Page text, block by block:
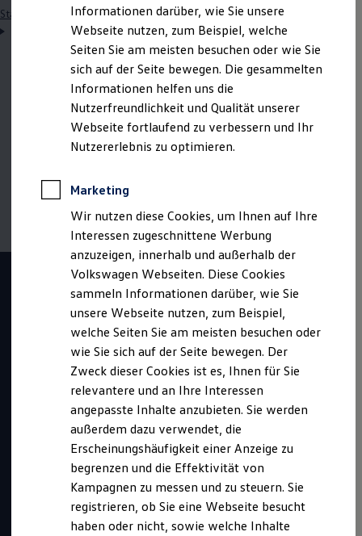
Startseite Einstiegsmöglichkeiten Schüler
Duales Studium
Elektro- und Informationstechnik
Hinweis: Auf dieser Seite geht es im Detail um den
dualen Studiengang "Elektro- und Informations­
". Wenn du mehr zum dualen Studium im
Allgemeinen erfahren möchtest, klicke bitte
Informationen darüber, wie Sie unsere
Webseite nutzen, zum Beispiel, welche
Seiten Sie am meisten besuchen oder wie Sie
sich auf der Seite bewegen. Die gesammelten
Informationen helfen uns die
Nutzerfreundlichkeit und Qualität unserer
Webseite fortlaufend zu verbessern und Ihr
Nutzererlebnis zu optimieren.
Marketing
Wir nutzen diese Cookies, um Ihnen auf Ihre
Interessen zugeschnittene Werbung
anzuzeigen, innerhalb und außerhalb der
Volkswagen Webseiten. Diese Cookies
sammeln Informationen darüber, wie Sie
unsere Webseite nutzen, zum Beispiel,
welche Seiten Sie am meisten besuchen oder
wie Sie sich auf der Seite bewegen. Der
Zweck dieser Cookies ist es, Ihnen für Sie
relevantere und an Ihre Interessen
angepasste Inhalte anzubieten. Sie werden
außerdem dazu verwendet, die
Erscheinungshäufigkeit einer Anzeige zu
begrenzen und die Effektivität von
Kampagnen zu messen und zu steuern. Sie
registrieren, ob Sie eine Webseite besucht
haben oder nicht, sowie welche Inhalte